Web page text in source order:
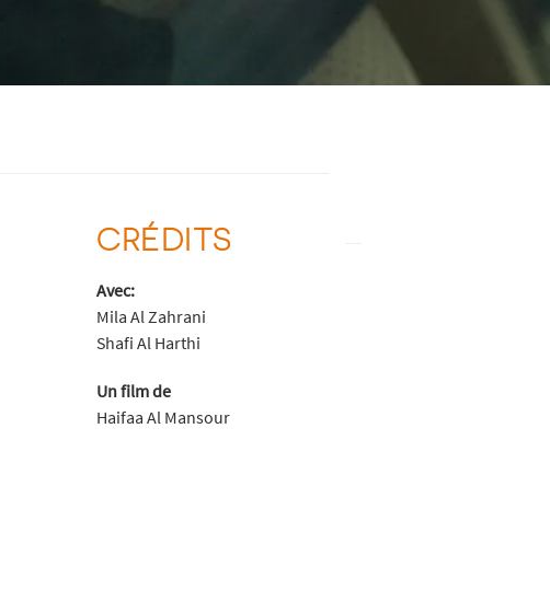
CRÉDITS
Avec:
Mila Al Zahrani
Shafi Al Harthi
Un film de
Haifaa Al Mansour